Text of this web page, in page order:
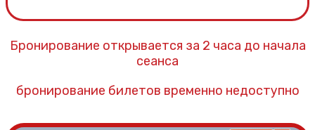
Бронирование открывается за 2 часа до начала
сеанса
бронирование билетов временно недоступно